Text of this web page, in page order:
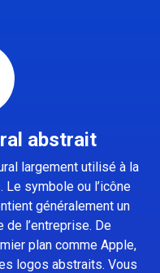
abstrait
largement utilisé à la
symbole ou l’icône
généralement un
de l’entreprise. De
plan comme Apple,
logos abstraits. Vous